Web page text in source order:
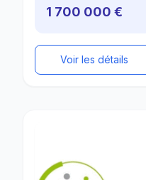
1 700 000 €
Voir les détails